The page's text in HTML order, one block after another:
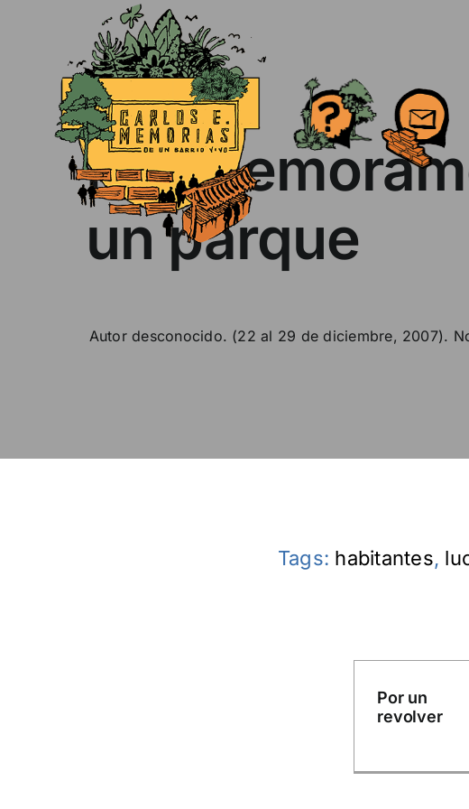
Nos
un parque
Autor desconocido. (22 al 29 de diciembre, 2007).
Tags: habitantes,
Por un
revolver